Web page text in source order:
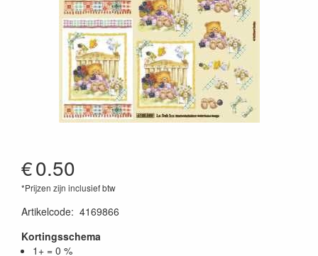
€0.50
*Prijzen zijn inclusief btw
Artikelcode: 4169866
Kortingsschema
1+ = 0 %